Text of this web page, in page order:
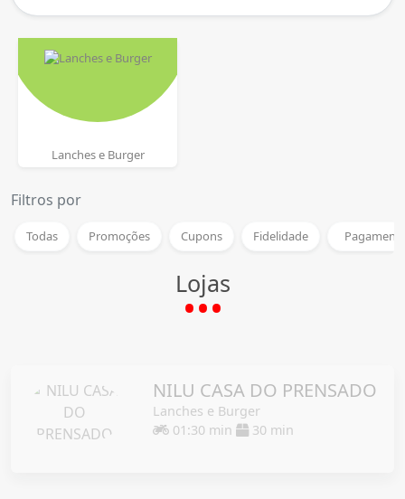
Lanches e Burger
Filtros por
Todas Promoções Cupons Fidelidade
Lojas
NILU CASA DO PRENSADO
Lanches e Burger
01:30 min
30 min